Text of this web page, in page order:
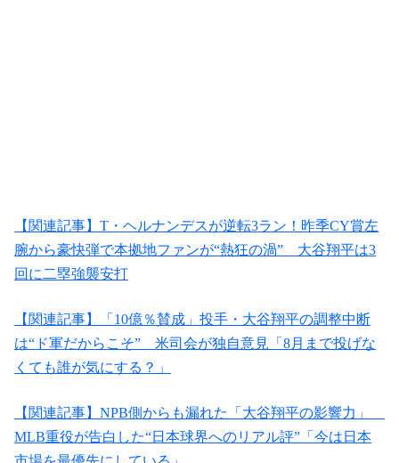
【関連記事】T・ヘルナンデスが逆転3ラン！昨季CY賞左
腕から豪快弾で本拠地ファンが“熱狂の渦” 大谷翔平は3
回に二塁強襲安打
【関連記事】「10億％賛成」投手・大谷翔平の調整中断
は“ド軍だからこそ” 米司会が独自意見「8月まで投げな
くても誰が気にする？」
【関連記事】NPB側からも漏れた「大谷翔平の影響力」
MLB重役が告白した“日本球界へのリアル評”「今は日本